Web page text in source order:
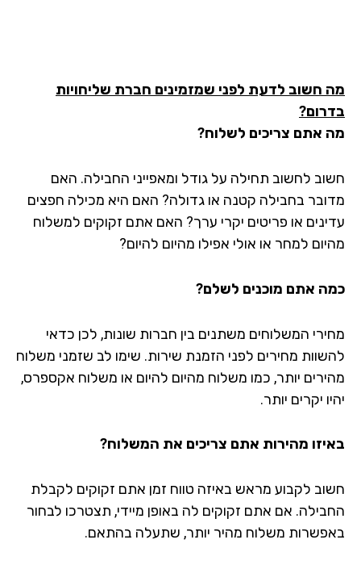
חשוב לדעת לפני שמזמינים חברת שליחויות
אתם צריכים לשלוח?
לחשוב תחילה על גודל ומאפייני החבילה. האם
בחבילה קטנה או גדולה? האם היא מכילה חפצים
או פריטים יקרי ערך? האם אתם זקוקים למשלוח
למחר או אולי אפילו מהיום להיום?
אתם מוכנים לשלם?
המשלוחים משתנים בין חברות שונות, לכן כדאי
מחירים לפני הזמנת שירות. שימו לב שזמני משלוח
יותר, כמו משלוח מהיום להיום או משלוח אקספרס,
יקרים יותר.
מהירות אתם צריכים את המשלוח?
לקבוע מראש באיזה טווח זמן אתם זקוקים לקבלת
אם אתם זקוקים לה באופן מיידי, תצטרכו לבחור
משלוח מהיר יותר, שתעלה בהתאם.